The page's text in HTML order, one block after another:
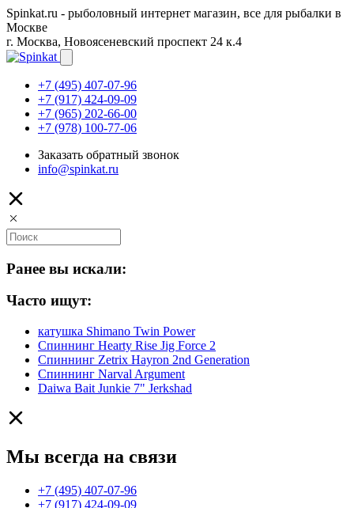
Spinkat.ru - рыболовный интернет магазин, все для рыбалки в
Москве
г. Москва, Новоясеневский проспект 24 к.4
+7 (495) 407-07-96
+7 (917) 424-09-09
+7 (965) 202-66-00
+7 (978) 100-77-06
Заказать обратный звонок
info@spinkat.ru
Ранее вы искали:
Часто ищут:
катушка Shimano Twin Power
Спиннинг Hearty Rise Jig Force 2
Спиннинг Zetrix Hayron 2nd Generation
Спиннинг Narval Argument
Daiwa Bait Junkie 7" Jerkshad
Мы всегда на связи
+7 (495) 407-07-96
+7 (917) 424-09-09